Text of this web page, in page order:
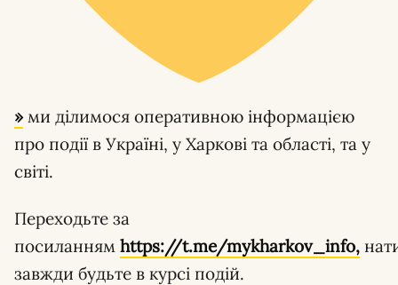
» ми ділимося оперативною інформацією
про події в Україні, у Харкові та області, та у
світі.
Переходьте за
посиланням https://t.me/mykharkov_info,
завжди будьте в курсі подій.